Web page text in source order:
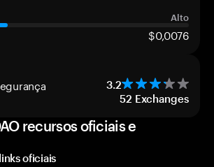
Alto
$0,0076
3.2
52 Exchanges
recursos oficiais e
oficiais